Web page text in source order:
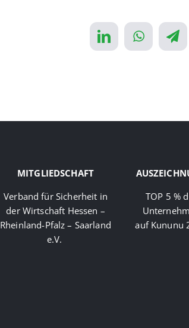
MITGLIEDSCHAFT
Verband für Sicherheit in
der Wirtschaft Hessen –
Rheinland-Pfalz – Saarland
e.V.
TOP 5 %
auf Kununu